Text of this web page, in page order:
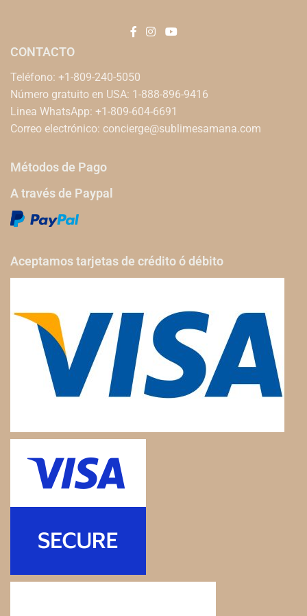
CONTACTO
Teléfono: +1-809-240-5050
Número gratuito en USA: 1-888-896-9416
Linea WhatsApp: +1-809-604-6691
Correo electrónico: concierge@sublimesamana.com
Métodos de Pago
A través de Paypal
Aceptamos tarjetas de crédito ó débito